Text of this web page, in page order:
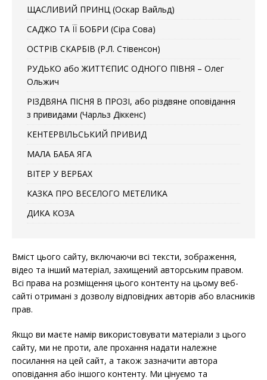
ЩАСЛИВИЙ ПРИНЦ (Оскар Вайльд)
САДЖО ТА ЇЇ БОБРИ (Сіра Сова)
ОСТРІВ СКАРБІВ (Р.Л. Стівенсон)
РУДЬКО або ЖИТТЄПИС ОДНОГО ПІВНЯ – Олег
Ольжич
РІЗДВЯНА ПІСНЯ В ПРОЗІ, або різдвяне оповідання
з привидами (Чарльз Діккенс)
КЕНТЕРВІЛЬСЬКИЙ ПРИВИД
МАЛА БАБА ЯГА
ВІТЕР У ВЕРБАХ
КАЗКА ПРО ВЕСЕЛОГО МЕТЕЛИКА
ДИКА КОЗА
Вміст цього сайту, включаючи всі тексти, зображення,
відео та інший матеріал, захищений авторським правом.
Всі права на розміщення цього контенту на цьому веб-
сайті отримані з дозволу відповідних авторів або власників
прав.
Якщо ви маєте намір використовувати матеріали з цього
сайту, ми не проти, але прохання надати належне
посилання на цей сайт, а також зазначити автора
оповідання або іншого контенту. Ми цінуємо та